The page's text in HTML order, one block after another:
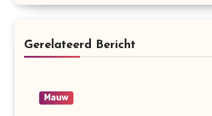
Gerelateerd Bericht
Mauw